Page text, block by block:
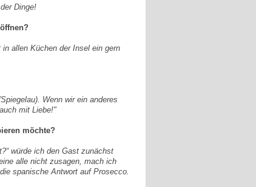
Dinge!
allen Küchen der Insel ein gern
Wenn wir ein anderes
mit Liebe!"
möchte?
würde ich den Gast zunächst
alle nicht zusagen, mach ich
spanische Antwort auf Prosecco.